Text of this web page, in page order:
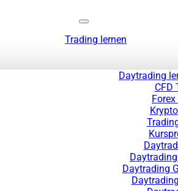
Trading lernen
Daytrading
CFD
Daytrading